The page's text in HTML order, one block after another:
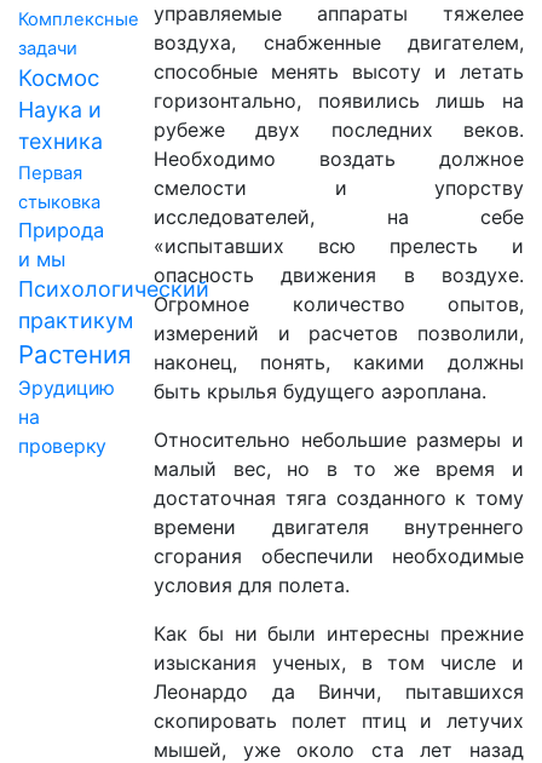
Комплексные
задачи
Космос
Наука и
техника
Первая
стыковка
Природа
и мы
Психологический
практикум
Растения
Эрудицию
на
проверку
управляемые аппараты тяжелее
воздуха, снабженные двигателем,
способные менять высоту и летать
горизонтально, появились лишь на
рубеже двух последних веков.
Необходимо воздать должное
смелости и упорству
исследователей, на себе
«испытавших всю прелесть и
опасность движения в воздухе.
Огромное количество опытов,
измерений и расчетов позволили,
наконец, понять, какими должны
быть крылья будущего аэроплана.
Относительно небольшие размеры и
малый вес, но в то же время и
достаточная тяга созданного к тому
времени двигателя внутреннего
сгорания обеспечили необходимые
условия для полета.
Как бы ни были интересны прежние
изыскания ученых, в том числе и
Леонардо да Винчи, пытавшихся
скопировать полет птиц и летучих
мышей, уже около ста лет назад